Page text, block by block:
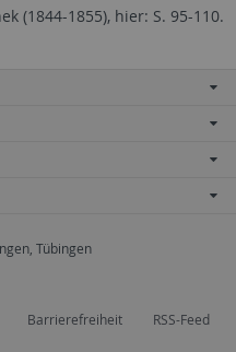
(1844-1855), hier: S. 95-110.
Tübingen
Barrierefreiheit RSS-Feed